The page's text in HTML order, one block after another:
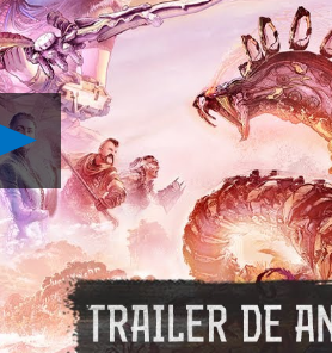
Reproduzir
Vídeo